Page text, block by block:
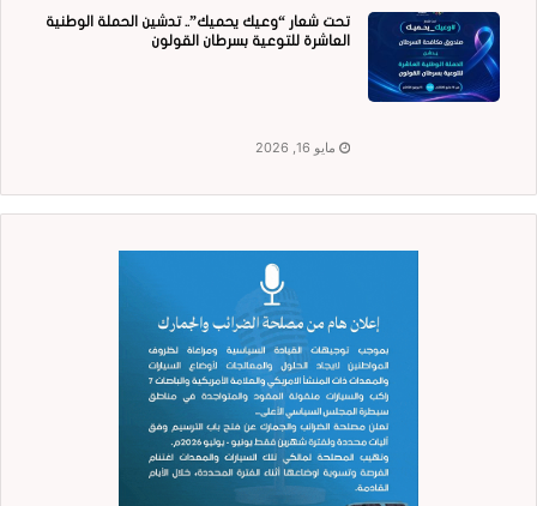
تحت شعار “وعيك يحميك”.. تدشين الحملة الوطنية
العاشرة للتوعية بسرطان القولون
مايو 16, 2026